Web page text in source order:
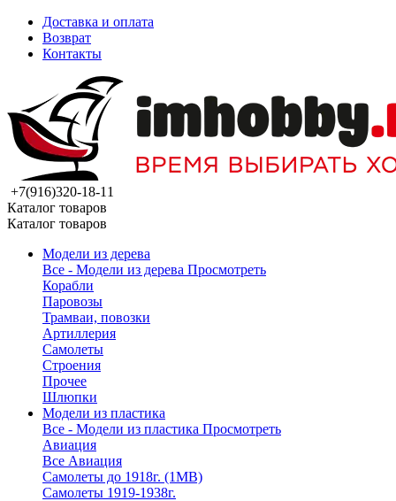
Доставка и оплата
Возврат
Контакты
+7(916)320-18-11
Каталог товаров
Каталог товаров
Модели из дерева
Все - Модели из дерева Просмотреть
Корабли
Паровозы
Трамваи, повозки
Артиллерия
Самолеты
Строения
Прочее
Шлюпки
Модели из пластика
Все - Модели из пластика Просмотреть
Авиация
Все Авиация
Самолеты до 1918г. (1МВ)
Самолеты 1919-1938г.